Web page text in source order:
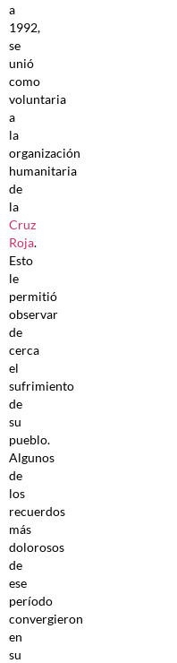
a
1992,
se
unió
como
voluntaria
a
la
organización
humanitaria
de
la
Cruz
Roja.
Esto
le
permitió
observar
de
cerca
el
sufrimiento
de
su
pueblo.
Algunos
de
los
recuerdos
más
dolorosos
de
ese
período
convergieron
en
su